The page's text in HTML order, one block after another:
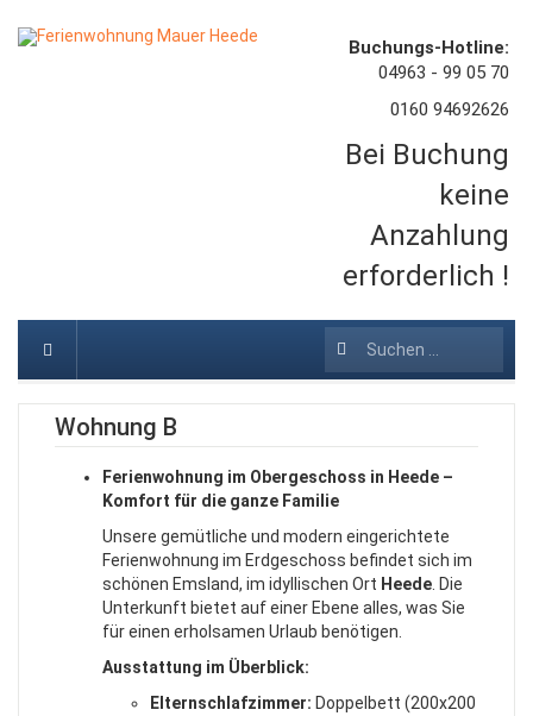
Buchungs-Hotline:
04963 - 99 05 70
0160 94692626
Bei Buchung
keine
Anzahlung
erforderlich !
Suchen
...
Wohnung B
Ferienwohnung im Obergeschoss in Heede –
Komfort für die ganze Familie
Unsere gemütliche und modern eingerichtete
Ferienwohnung im Erdgeschoss befindet sich im
schönen Emsland, im idyllischen Ort Heede . Die
Unterkunft bietet auf einer Ebene alles, was Sie
für einen erholsamen Urlaub benötigen.
Ausstattung im Überblick:
Elternschlafzimmer: Doppelbett (200x200